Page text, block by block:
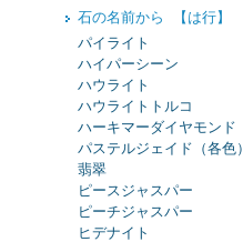
石の名前から 【は行】
パイライト
ハイパーシーン
ハウライト
ハウライトトルコ
ハーキマーダイヤモンド
パステルジェイド（各色）
翡翠
ピースジャスパー
ピーチジャスパー
ヒデナイト